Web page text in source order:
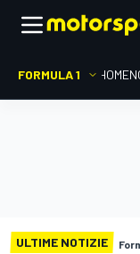
FORMULA 1 HOME
ULTIME NOTIZIE